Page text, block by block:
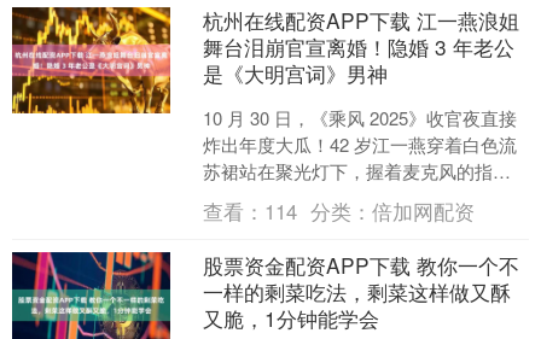
杭州在线配资APP下载 江一燕浪姐
舞台泪崩官宣离婚！隐婚 3 年老公
是《大明宫词》男神
10 月 30 日，《乘风 2025》收官夜直接
炸出年度大瓜！42 岁江一燕穿着白色流
苏裙站在聚光灯下，握着麦克风的指节
泛白，突然坦然宣告：“我结束了我的婚
姻”....
查看： 114 分类：倍加网配资
股票资金配资APP下载 教你一个不
一样的剩菜吃法，剩菜这样做又酥
又脆，1分钟能学会